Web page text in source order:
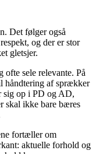
Det følger også
og der er stor
gletsjer.
ofte sele relevante. På
håndtering af sprækker
sig op i PD og AD,
skal ikke bare bæres
fortæller om
aktuelle forhold og